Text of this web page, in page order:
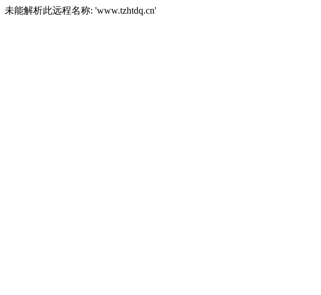
未能解析此远程名称: 'www.tzhtdq.cn'